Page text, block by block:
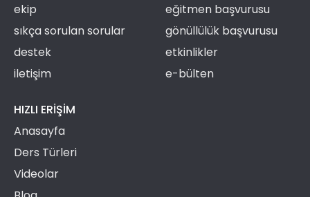
ekip
sıkça sorulan sorular
destek
iletişim
eğitmen başvurusu
gönüllülük başvurusu
etkinlikler
e-bülten
HIZLI ERIŞIM
Anasayfa
Ders Türleri
Videolar